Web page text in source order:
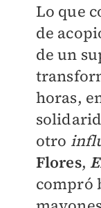
Lo que
de
de un
horas,
otro
Flores,
compró